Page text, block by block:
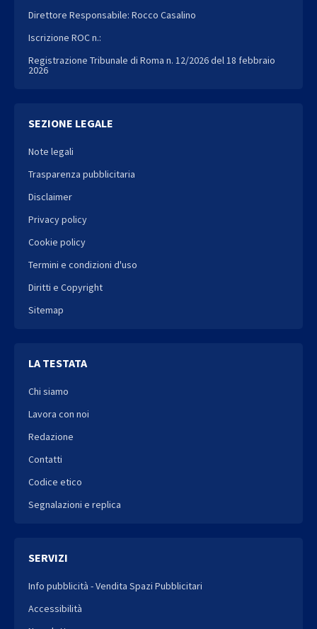
Direttore Responsabile: Rocco Casalino
Iscrizione ROC n.:
Registrazione Tribunale di Roma n. 12/2026 del 18 febbraio
2026
SEZIONE LEGALE
Note legali
Trasparenza pubblicitaria
Disclaimer
Privacy policy
Cookie policy
Termini e condizioni d'uso
Diritti e Copyright
Sitemap
LA TESTATA
Chi siamo
Lavora con noi
Redazione
Contatti
Codice etico
Segnalazioni e replica
SERVIZI
Info pubblicità - Vendita Spazi Pubblicitari
Accessibilità